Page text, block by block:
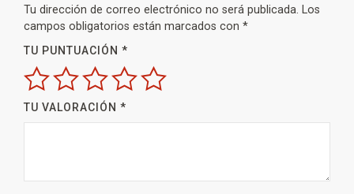
Tu dirección de correo electrónico no será publicada. Los
campos obligatorios están marcados con *
TU PUNTUACIÓN *
TU VALORACIÓN *